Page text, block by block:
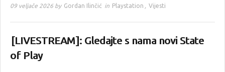
09 veljače 2026 by Gordan Ilinčić in Playstation , Vijesti
[LIVESTREAM]: Gledajte s nama novi State
of Play